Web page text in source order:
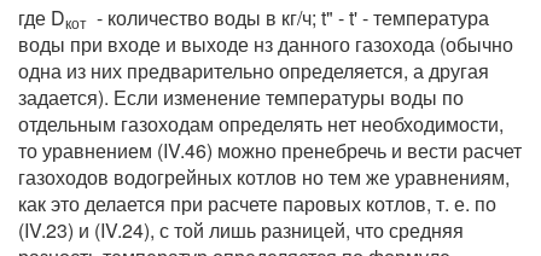
где Dкот - количество воды в кг/ч; t" - t' - температура
воды при входе и выходе нз данного газохода (обычно
одна из них предварительно определяется, а другая
задается). Если изменение температуры воды по
отдельным газоходам определять нет необходимости,
то уравнением (IV.46) можно пренебречь и вести расчет
газоходов водогрейных котлов но тем же уравнениям,
как это делается при расчете паровых котлов, т. е. по
(IV.23) и (IV.24), с той лишь разницей, что средняя